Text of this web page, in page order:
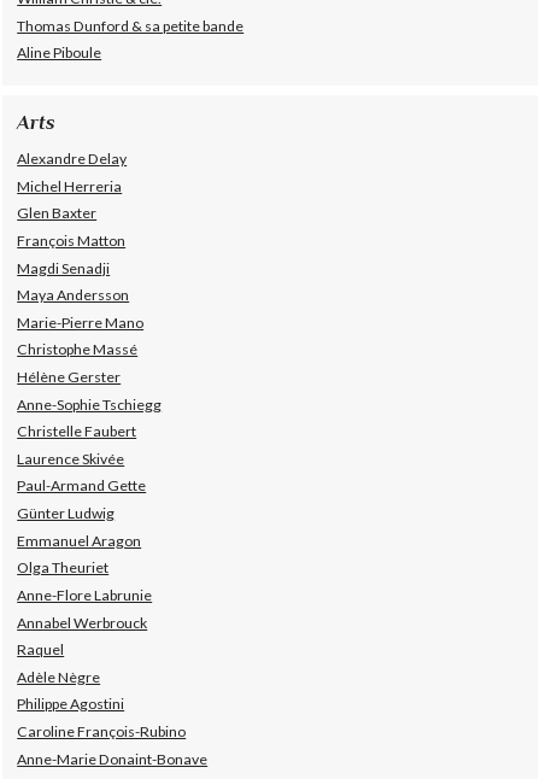
Thomas Dunford & sa petite bande
Aline Piboule
Arts
Alexandre Delay
Michel Herreria
Glen Baxter
François Matton
Magdi Senadji
Maya Andersson
Marie-Pierre Mano
Christophe Massé
Hélène Gerster
Anne-Sophie Tschiegg
Christelle Faubert
Laurence Skivée
Paul-Armand Gette
Günter Ludwig
Emmanuel Aragon
Olga Theuriet
Anne-Flore Labrunie
Annabel Werbrouck
Raquel
Adèle Nègre
Philippe Agostini
Caroline François-Rubino
Anne-Marie Donaint-Bonave